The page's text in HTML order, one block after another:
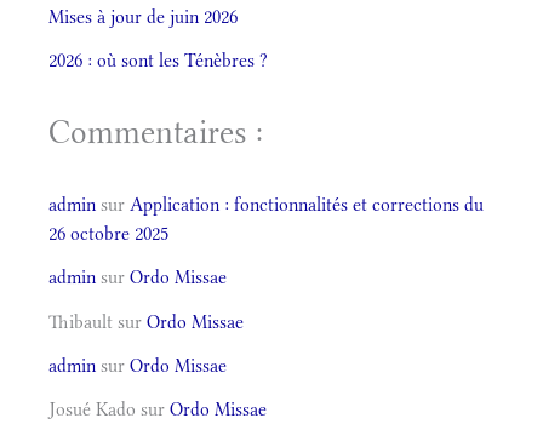
Mises à jour de juin 2026
2026 : où sont les Ténèbres ?
Commentaires :
admin sur Application : fonctionnalités et corrections du
26 octobre 2025
admin sur Ordo Missae
Thibault sur Ordo Missae
admin sur Ordo Missae
Josué Kado sur Ordo Missae